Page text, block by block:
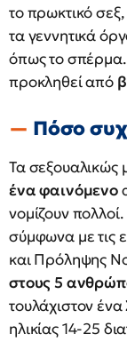
το πρωκτικό
τα γεννητικά
όπως το σπέρμα.
προκληθεί από
Πόσο
Τα σεξουαλικώς
ένα φαινόμενο
νομίζουν
σύμφωνα με τις
και Πρόληψης
στους 5
τουλάχιστον
ηλικίας 14-25